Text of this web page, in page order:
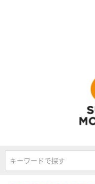
キーワードで探す